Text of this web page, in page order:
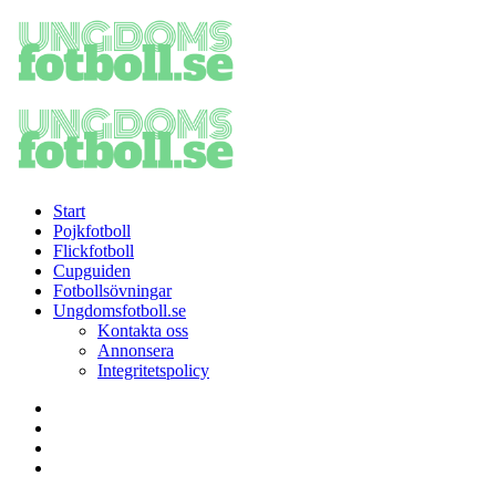
Start
Pojkfotboll
Flickfotboll
Cupguiden
Fotbollsövningar
Ungdomsfotboll.se
Kontakta oss
Annonsera
Integritetspolicy